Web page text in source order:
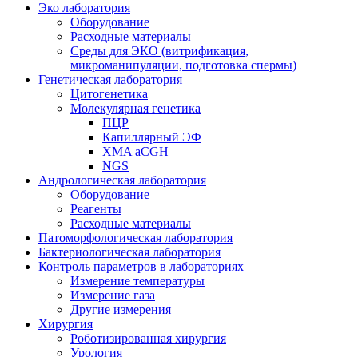
Эко лаборатория
Оборудование
Расходные материалы
Среды для ЭКО (витрификация,
микроманипуляции, подготовка спермы)
Генетическая лаборатория
Цитогенетика
Молекулярная генетика
ПЦР
Капиллярный ЭФ
XMA aCGH
NGS
Андрологическая лаборатория
Оборудование
Реагенты
Расходные материалы
Патоморфологическая лаборатория
Бактериологическая лаборатория
Контроль параметров в лабораториях
Измерение температуры
Измерение газа
Другие измерения
Хирургия
Роботизированная хирургия
Урология